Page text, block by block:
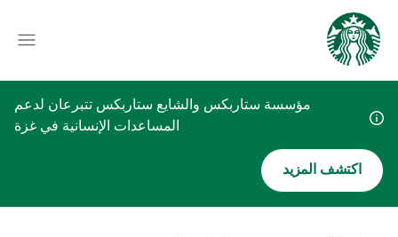
مؤسسة ستاربكس والشايع ستاربكس تتبرعان لدعم
المساعدات الإنسانية في غزة
اكتشف المزيد